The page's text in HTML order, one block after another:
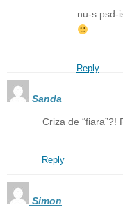
nu-s psd-
Reply
Sanda
Criza de “fiara”?!
Reply
Simon